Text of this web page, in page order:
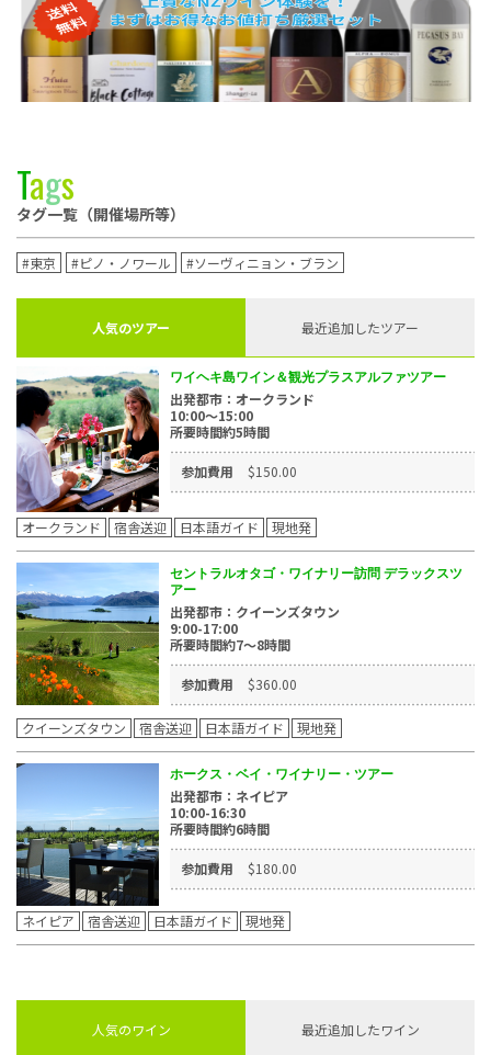
Tags
タグ一覧（開催場所等）
#東京 #ピノ・ノワール #ソーヴィニョン・ブラン
人気のツアー 最近追加したツアー
ワイヘキ島ワイン＆観光プラスアルファツアー
出発都市：オークランド
10:00～15:00
所要時間約5時間
参加費用 $150.00
オークランド 宿舎送迎 日本語ガイド 現地発
セントラルオタゴ・ワイナリー訪問 デラックスツ
アー
出発都市：クイーンズタウン
9:00-17:00
所要時間約7～8時間
参加費用 $360.00
クイーンズタウン 宿舎送迎 日本語ガイド 現地発
ホークス・ベイ・ワイナリー・ツアー
出発都市：ネイピア
10:00-16:30
所要時間約6時間
参加費用 $180.00
ネイピア 宿舎送迎 日本語ガイド 現地発
人気のワイン 最近追加したワイン